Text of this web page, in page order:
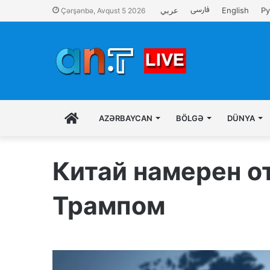
Çərşənbə, Avqust 5 2026 عربي فارسی English
İLK AZƏRBAYCAN BÖLGƏ DÜNYA
Китай намерен
Трампом